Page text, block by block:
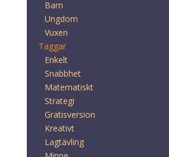
Barn
Ungdom
Vuxen
Taggar
Enkelt
Snabbhet
Matematiskt
Strategi
Gratisversion
Kreativt
Lagtävling